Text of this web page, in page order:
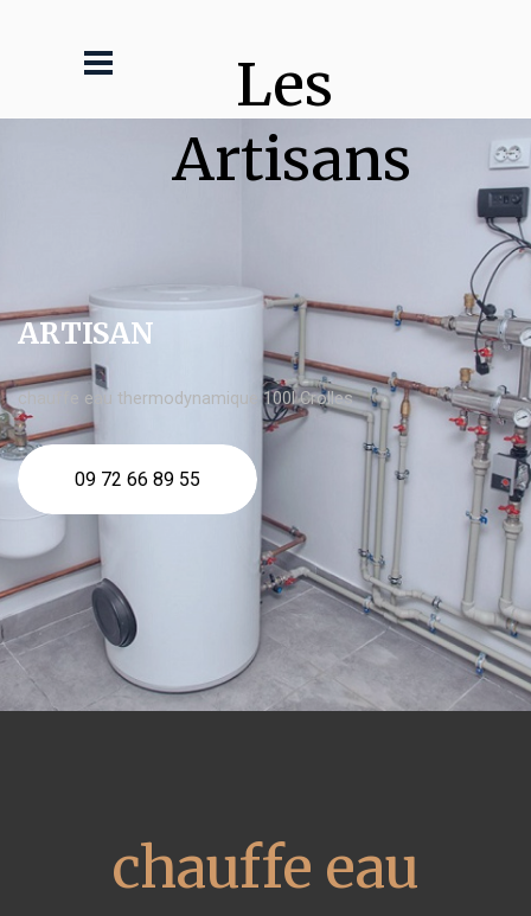
Les
Artisans
ARTISAN
chauffe eau thermodynamique 100l Crolles
09 72 66 89 55
chauffe eau